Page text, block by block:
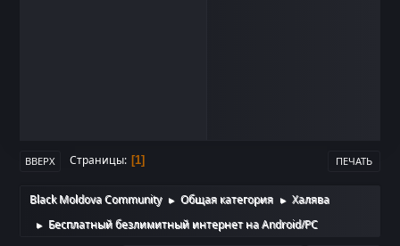
ПЕЧАТЬ
ВВЕРХ Страницы 1
Black Moldova Community ► Общая категория ► Халява
► Бесплатный безлимитный интернет на Android/PC